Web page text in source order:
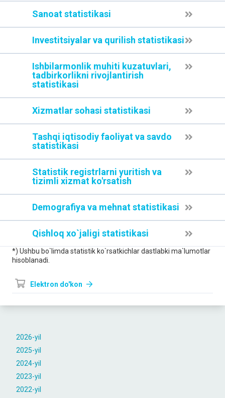
2026-yil
2025-yil
2024-yil
2023-yil
2022-yil
Sanoat statistikasi
Investitsiyalar va qurilish statistikasi
Ishbilarmonlik muhiti kuzatuvlari,
tadbirkorlikni rivojlantirish
statistikasi
Xizmatlar sohasi statistikasi
Tashqi iqtisodiy faoliyat va savdo
statistikasi
Statistik registrlarni yuritish va
tizimli xizmat ko'rsatish
Demografiya va mehnat statistikasi
Qishloq xo`jaligi statistikasi
*) Ushbu bo`limda statistik ko`rsatkichlar dastlabki ma`lumotlar
hisoblanadi.
Elektron do'kon